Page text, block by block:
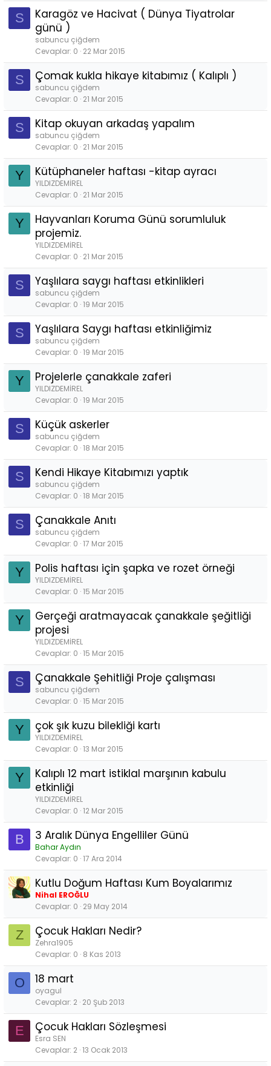
S
Karagöz ve Hacivat ( Dünya Tiyatrolar
günü )
sabuncu çiğdem
Cevaplar 0 22 Mar 2015
S Çomak kukla hikaye kitabımız ( Kalıplı )
sabuncu çiğdem
Cevaplar 0 21 Mar 2015
S Kitap okuyan arkadaş yapalım
sabuncu çiğdem
Cevaplar 0 21 Mar 2015
Y Kütüphaneler haftası -kitap ayracı
YILDIZDEMİREL
Cevaplar 0 21 Mar 2015
Y
Hayvanları Koruma Günü sorumluluk
projemiz.
YILDIZDEMİREL
Cevaplar 0 21 Mar 2015
S Yaşlılara saygı haftası etkinlikleri
sabuncu çiğdem
Cevaplar 0 19 Mar 2015
S Yaşlılara Saygı haftası etkinliğimiz
sabuncu çiğdem
Cevaplar 0 19 Mar 2015
Y Projelerle çanakkale zaferi
YILDIZDEMİREL
Cevaplar 0 19 Mar 2015
S Küçük askerler
sabuncu çiğdem
Cevaplar 0 18 Mar 2015
S Kendi Hikaye Kitabımızı yaptık
sabuncu çiğdem
Cevaplar 0 18 Mar 2015
S Çanakkale Anıtı
sabuncu çiğdem
Cevaplar 0 17 Mar 2015
Y Polis haftası için şapka ve rozet örneği
YILDIZDEMİREL
Cevaplar 0 15 Mar 2015
Y
Gerçeği aratmayacak çanakkale şeğitliği
projesi
YILDIZDEMİREL
Cevaplar 0 15 Mar 2015
S Çanakkale Şehitliği Proje çalışması
sabuncu çiğdem
Cevaplar 0 15 Mar 2015
Y çok şık kuzu bilekliği kartı
YILDIZDEMİREL
Cevaplar 0 13 Mar 2015
Y
Kalıplı 12 mart istiklal marşının kabulu
etkinliği
YILDIZDEMİREL
Cevaplar 0 12 Mar 2015
B 3 Aralık Dünya Engelliler Günü
Bahar Aydın
Cevaplar 0 17 Ara 2014
Kutlu Doğum Haftası Kum Boyalarımız
Nihal EROĞLU
Cevaplar 0 29 May 2014
Z Çocuk Hakları Nedir?
Zehra1905
Cevaplar 0 8 Kas 2013
O 18 mart
oyagul
Cevaplar 2 20 Şub 2013
E Çocuk Hakları Sözleşmesi
Esra SEN
Cevaplar 2 13 Ocak 2013